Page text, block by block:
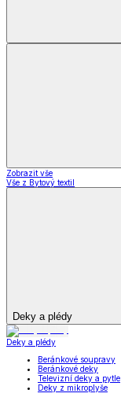
Zobrazit vše
Vše z Bytový textil
Deky a plédy
Deky a plédy
Beránkové soupravy
Beránkové deky
Televizní deky a pytle
Deky z mikroplyše